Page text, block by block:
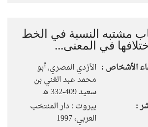
مشتبه النسبة في الخط
في المعنى...
الأشخاص : الأزدي المصري, أبو
محمد عبد الغني بن
سعيد 409-332 هـ
:
بيروت : دار المنتخب
العربي، 1997